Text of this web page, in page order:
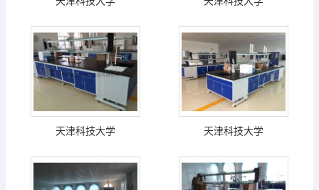
天津科技大学 天津科技大学